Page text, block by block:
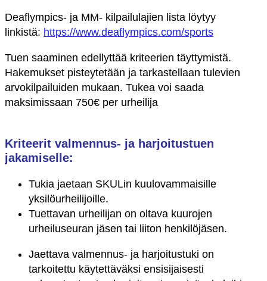
Deaflympics- ja MM- kilpailulajien lista löytyy
linkistä: https://www.deaflympics.com/sports
Tuen saaminen edellyttää kriteerien täyttymistä.
Hakemukset pisteytetään ja tarkastellaan tulevien
arvokilpailuiden mukaan. Tukea voi saada
maksimissaan 750€ per urheilija
Kriteerit valmennus- ja harjoitustuen
jakamiselle:
Tukia jaetaan SKULin kuulovammaisille
yksilöurheilijoille.
Tuettavan urheilijan on oltava kuurojen
urheiluseuran jäsen tai liiton henkilöjäsen.
Jaettava valmennus- ja harjoitustuki on
tarkoitettu käytettäväksi ensisijaisesti